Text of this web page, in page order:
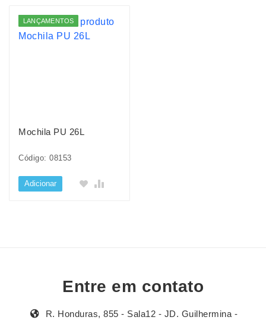
LANÇAMENTOS
Mochila PU 26L
Código: 08153
Adicionar
Entre em contato
R. Honduras, 855 - Sala12 - JD. Guilhermina -